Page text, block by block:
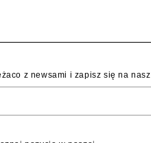
z newsami i zapisz się na